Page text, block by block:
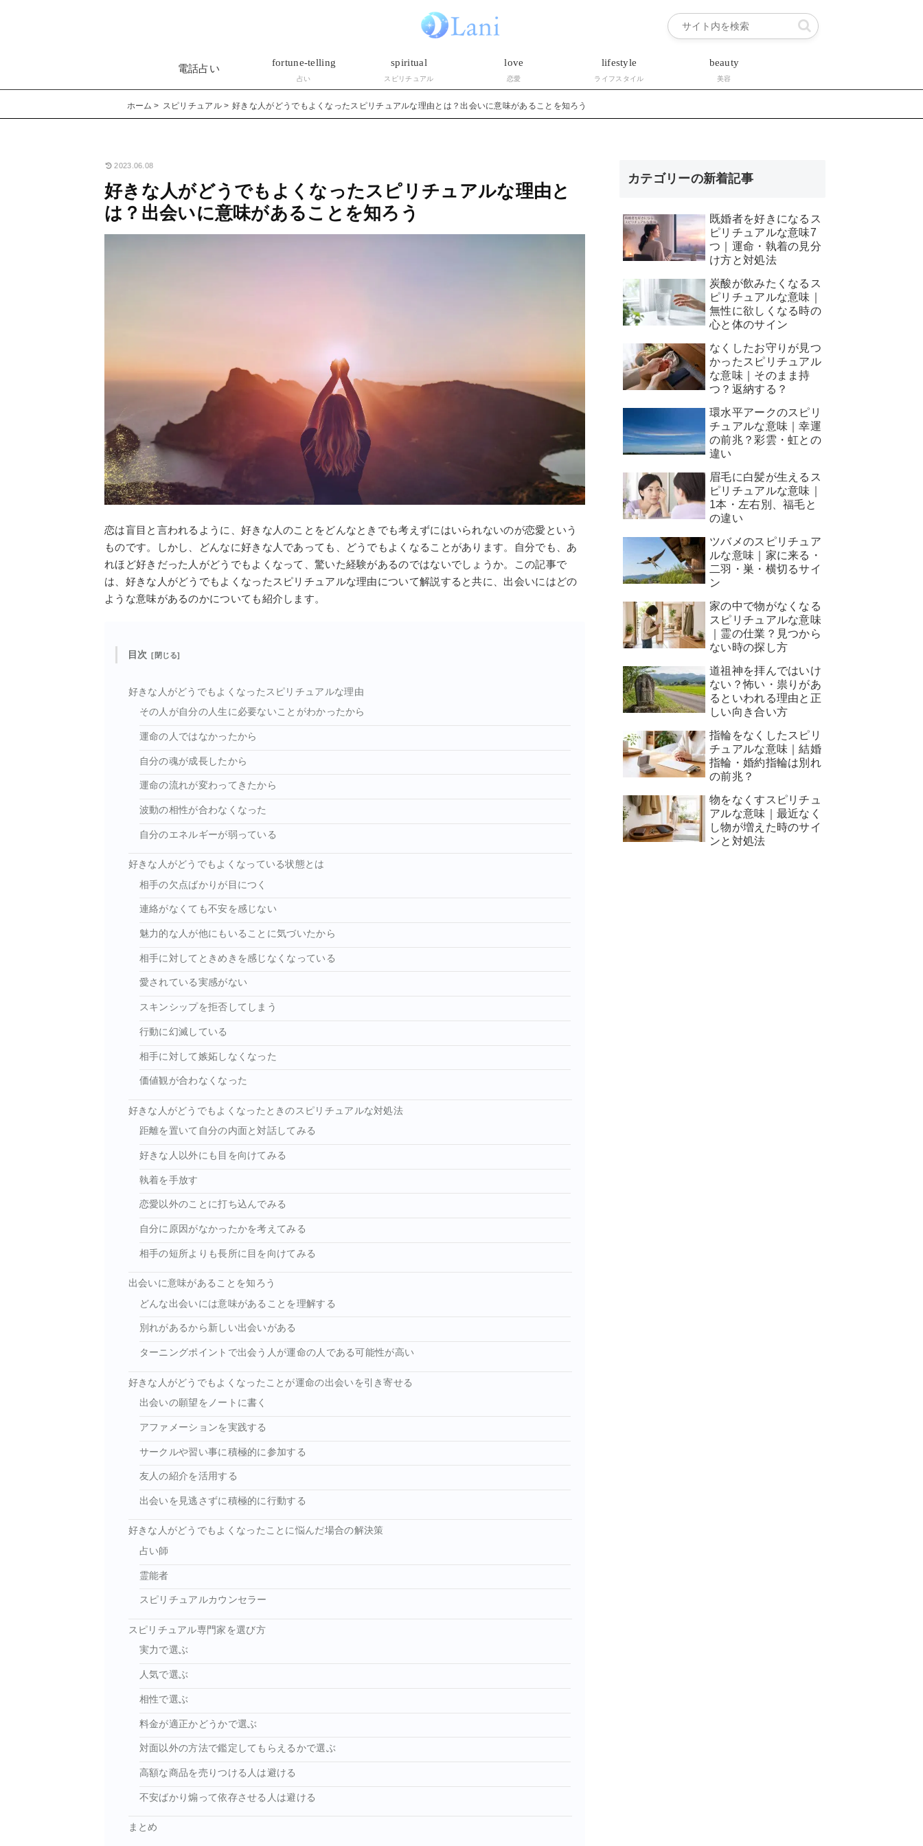
電話占い
fortune-telling
占い
spiritual
スピリチュアル
love
恋愛
lifestyle
ライフスタイル
beauty
美容
ホーム スピリチュアル 好きな人がどうでもよくなったスピリチュアルな理由とは？出会いに意味があることを知ろう
2023.06.08
好きな人がどうでもよくなったスピリチュアルな理由と
は？出会いに意味があることを知ろう
恋は盲目と言われるように、好きな人のことをどんなときでも考えずにはいられないのが恋愛という
ものです。しかし、どんなに好きな人であっても、どうでもよくなることがあります。自分でも、あ
れほど好きだった人がどうでもよくなって、驚いた経験があるのではないでしょうか。この記事で
は、好きな人がどうでもよくなったスピリチュアルな理由について解説すると共に、出会いにはどの
ような意味があるのかについても紹介します。
目次
好きな人がどうでもよくなったスピリチュアルな理由
その人が自分の人生に必要ないことがわかったから
運命の人ではなかったから
自分の魂が成長したから
運命の流れが変わってきたから
波動の相性が合わなくなった
自分のエネルギーが弱っている
好きな人がどうでもよくなっている状態とは
相手の欠点ばかりが目につく
連絡がなくても不安を感じない
魅力的な人が他にもいることに気づいたから
相手に対してときめきを感じなくなっている
愛されている実感がない
スキンシップを拒否してしまう
行動に幻滅している
相手に対して嫉妬しなくなった
価値観が合わなくなった
好きな人がどうでもよくなったときのスピリチュアルな対処法
距離を置いて自分の内面と対話してみる
好きな人以外にも目を向けてみる
執着を手放す
恋愛以外のことに打ち込んでみる
自分に原因がなかったかを考えてみる
相手の短所よりも長所に目を向けてみる
出会いに意味があることを知ろう
どんな出会いには意味があることを理解する
別れがあるから新しい出会いがある
ターニングポイントで出会う人が運命の人である可能性が高い
好きな人がどうでもよくなったことが運命の出会いを引き寄せる
出会いの願望をノートに書く
アファメーションを実践する
サークルや習い事に積極的に参加する
友人の紹介を活用する
出会いを見逃さずに積極的に行動する
好きな人がどうでもよくなったことに悩んだ場合の解決策
占い師
霊能者
スピリチュアルカウンセラー
スピリチュアル専門家を選び方
実力で選ぶ
人気で選ぶ
相性で選ぶ
料金が適正かどうかで選ぶ
対面以外の方法で鑑定してもらえるかで選ぶ
高額な商品を売りつける人は避ける
不安ばかり煽って依存させる人は避ける
まとめ
カテゴリーの新着記事
既婚者を好きになるス
ピリチュアルな意味7
つ｜運命・執着の見分
け方と対処法
炭酸が飲みたくなるス
ピリチュアルな意味｜
無性に欲しくなる時の
心と体のサイン
なくしたお守りが見つ
かったスピリチュアル
な意味｜そのまま持
つ？返納する？
環水平アークのスピリ
チュアルな意味｜幸運
の前兆？彩雲・虹との
違い
眉毛に白髪が生えるス
ピリチュアルな意味｜
1本・左右別、福毛と
の違い
ツバメのスピリチュア
ルな意味｜家に来る・
二羽・巣・横切るサイ
ン
家の中で物がなくなる
スピリチュアルな意味
｜霊の仕業？見つから
ない時の探し方
道祖神を拝んではいけ
ない？怖い・祟りがあ
るといわれる理由と正
しい向き合い方
指輪をなくしたスピリ
チュアルな意味｜結婚
指輪・婚約指輪は別れ
の前兆？
物をなくすスピリチュ
アルな意味｜最近なく
し物が増えた時のサイ
ンと対処法